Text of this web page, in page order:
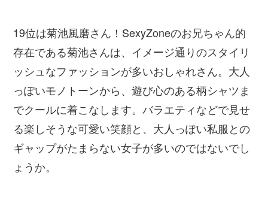
19位は菊池風磨さん！SexyZoneのお兄ちゃん的
存在である菊池さんは、イメージ通りのスタイリ
ッシュなファッションが多いおしゃれさん。大人
っぽいモノトーンから、遊び心のある柄シャツま
でクールに着こなします。バラエティなどで見せ
る楽しそうな可愛い笑顔と、大人っぽい私服との
ギャップがたまらない女子が多いのではないでし
ょうか。